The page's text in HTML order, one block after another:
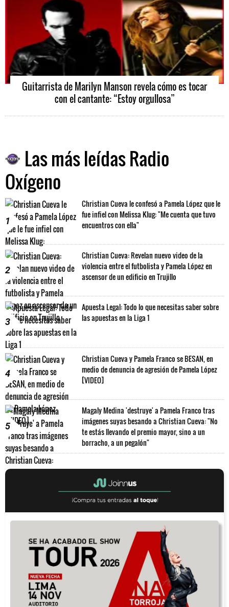
Guitarrista de Marilyn Manson revela cómo es tocar
con el cantante: “Estoy orgullosa”
Las más leídas Radio
Oxígeno
1
Christian Cueva le confesó a Pamela López que le
fue infiel con Melissa Klug: "Me cuenta que tuvo
encuentros con ella"
2
Christian Cueva: Revelan nuevo video de la
violencia entre el futbolista y Pamela López en
ascensor de un edificio en Trujillo
3
Apuesta Legal: Todo lo que necesitas saber sobre
las apuestas en la Liga 1
4
Christian Cueva y Pamela Franco se BESAN, en
medio de denuncia de agresión de Pamela López
[VIDEO]
5
Magaly Medina 'destruye' a Pamela Franco tras
imágenes suyas besando a Christian Cueva: "No
te estás llevando el premio mayor, sino a un
borracho, a un pegalón"